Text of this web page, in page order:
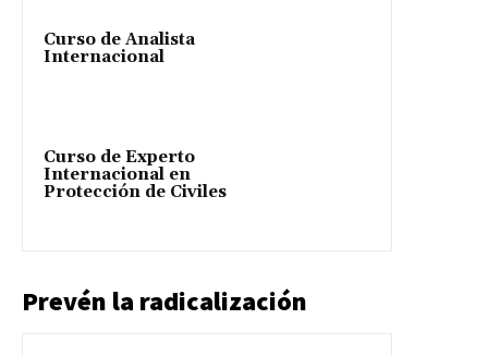
Curso de Analista
Internacional
Curso de Experto
Internacional en
Protección de Civiles
Prevén la radicalización